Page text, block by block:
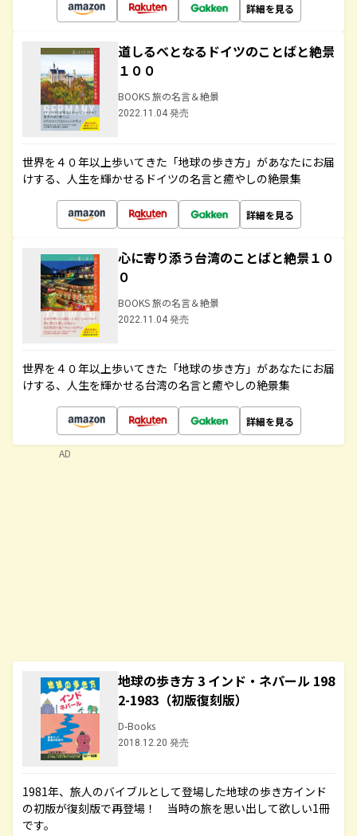
詳細を見る
道しるべとなるドイツのことばと絶景
１００
BOOKS 旅の名言＆絶景
2022.11.04 発売
世界を４０年以上歩いてきた「地球の歩き方」があなたにお届
けする、人生を輝かせるドイツの名言と癒やしの絶景集
詳細を見る
心に寄り添う台湾のことばと絶景１０
０
BOOKS 旅の名言＆絶景
2022.11.04 発売
世界を４０年以上歩いてきた「地球の歩き方」があなたにお届
けする、人生を輝かせる台湾の名言と癒やしの絶景集
詳細を見る
地球の歩き方 3 インド・ネパール 198
2-1983（初版復刻版）
D-Books
2018.12.20 発売
1981年、旅人のバイブルとして登場した地球の歩き方インド
の初版が復刻版で再登場！ 当時の旅を思い出して欲しい1冊
です。
AD